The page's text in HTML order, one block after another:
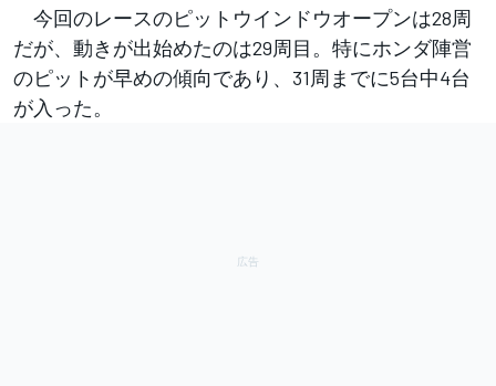
今回のレースのピットウインドウオープンは28周
だが、動きが出始めたのは29周目。特にホンダ陣営
のピットが早めの傾向であり、31周までに5台中4台
が入った。